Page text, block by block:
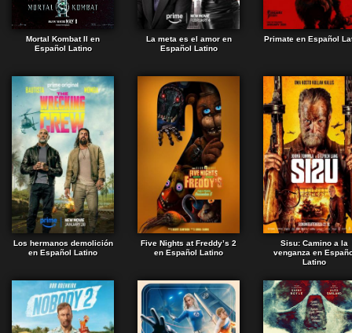
Mortal Kombat II en
Español Latino
La meta es el amor en
Español Latino
Primate en Español
Los hermanos demolición
en Español Latino
Five Nights at Freddy’s 2
en Español Latino
Sisu: Camino a la
venganza en
Latino